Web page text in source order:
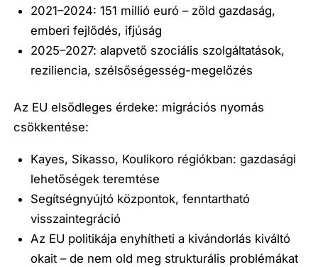
2021–2024: 151 millió euró – zöld gazdaság,
emberi fejlődés, ifjúság
2025–2027: alapvető szociális szolgáltatások,
reziliencia, szélsőségesség-megelőzés
Az EU elsődleges érdeke: migrációs nyomás
csökkentése:
Kayes, Sikasso, Koulikoro régiókban: gazdasági
lehetőségek teremtése
Segítségnyújtó központok, fenntartható
visszaintegráció
Az EU politikája enyhítheti a kivándorlás kiváltó
okait – de nem old meg strukturális problémákat